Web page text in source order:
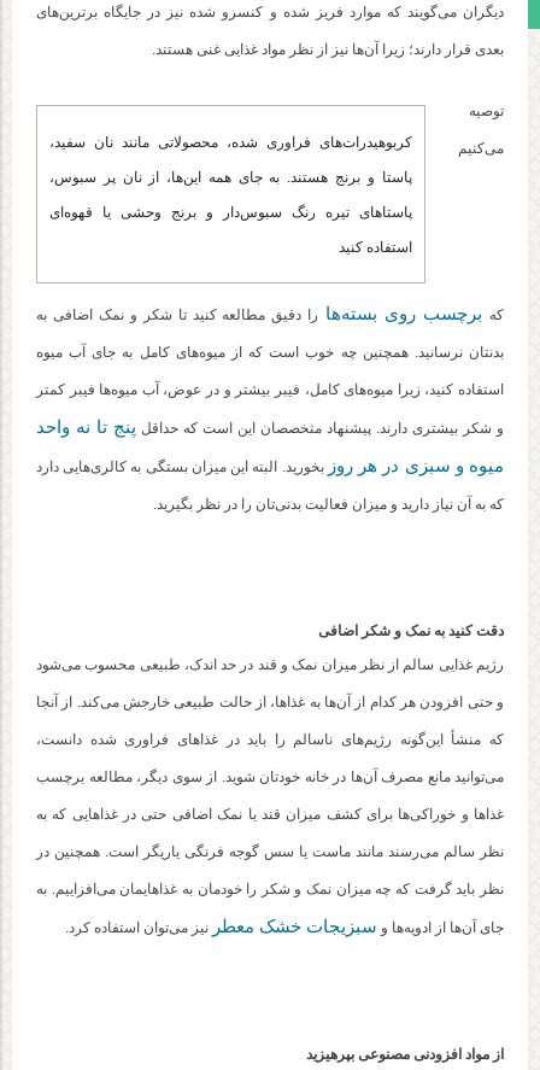
دیگران می‌گویند که موارد فریز شده و کنسرو شده نیز در جایگاه برترین‌های
بعدی قرار دارند؛ زیرا آن‌ها نیز از نظر مواد غذایی غنی هستند.
کربوهیدرات‌های فراوری شده، محصولاتی مانند نان سفید،
پاستا و برنج هستند. به جای همه این‌ها، از نان پر سبوس،
پاستاهای تیره رنگ سبوس‌دار و برنج وحشی یا قهوه‌ای
استفاده کنید
توصیه
می‌کنیم
که برچسب روی بسته‌ها را دقیق مطالعه کنید تا شکر و نمک اضافی به
بدنتان نرسانید. همچنین چه خوب است که از میوه‌های کامل به جای آب میوه
استفاده کنید، زیرا میوه‌های کامل، فیبر بیشتر و در عوض، آب میوه‌ها فیبر کمتر
و شکر بیشتری دارند. پیشنهاد متخصصان این است که حداقل پنج تا نه واحد
میوه و سبزی در هر روز بخورید. البته این میزان بستگی به کالری‌هایی دارد
که به آن نیاز دارید و میزان فعالیت بدنی‌تان را در نظر بگیرید.
دقت کنید به نمک و شکر اضافی
رژیم غذایی سالم از نظر میزان نمک و قند در حد اندک، طبیعی محسوب می‌شود
و حتی افزودن هر کدام از آن‌ها به غذاها، از حالت طبیعی خارجش می‌کند. از آنجا
که منشأ این‌گونه رژیم‌های ناسالم را باید در غذاهای فراوری شده دانست،
می‌توانید مانع مصرف آن‌ها در خانه خودتان شوید. از سوی دیگر، مطالعه برچسب
غذاها و خوراکی‌ها برای کشف میزان قند یا نمک اضافی حتی در غذاهایی که به
نظر سالم می‌رسند مانند ماست یا سس گوجه فرنگی یاریگر است. همچنین در
نظر باید گرفت که چه میزان نمک و شکر را خودمان به غذاهایمان می‌افزاییم. به
جای آن‌ها از ادویه‌ها و سبزیجات خشک معطر نیز می‌توان استفاده کرد.
از مواد افزودنی مصنوعی بپرهیزید